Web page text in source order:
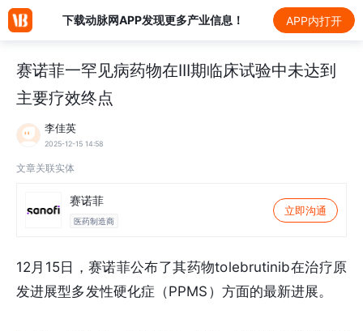
下载动脉网APP发现更多产业信息！ APP内打开
赛诺菲一罕见病药物在III期临床试验中未达到
主要疗效终点
李佳英
2025-12-15 14:58
文章关联实体
赛诺菲
医药制造商
立即沟通
12月15日，赛诺菲公布了其药物tolebrutinib在治疗原
发进展型多发性硬化症（PPMS）方面的最新进展。